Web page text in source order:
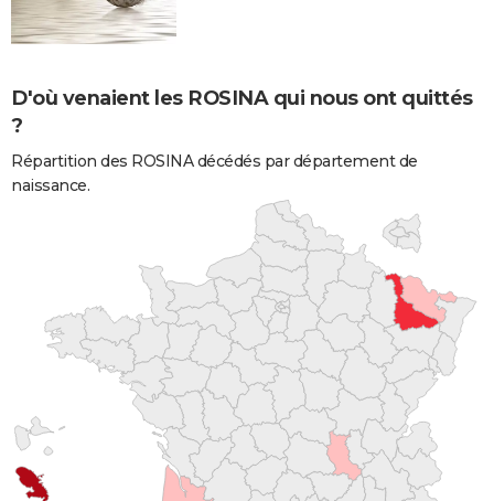
D'où venaient les ROSINA qui nous ont quittés
?
Répartition des ROSINA décédés par département de
naissance.